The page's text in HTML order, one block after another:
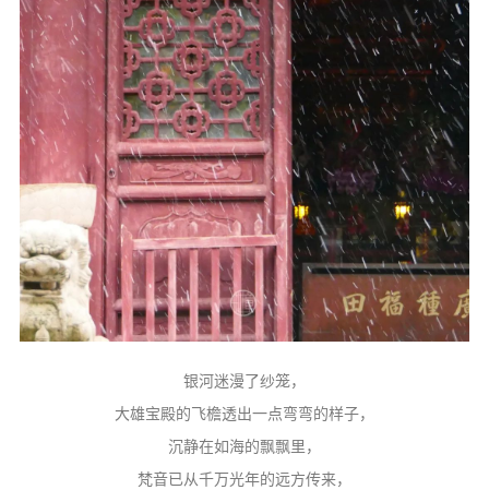
银河迷漫了纱笼，
大雄宝殿的飞檐透出一点弯弯的样子，
沉静在如海的飘飘里，
梵音已从千万光年的远方传来，